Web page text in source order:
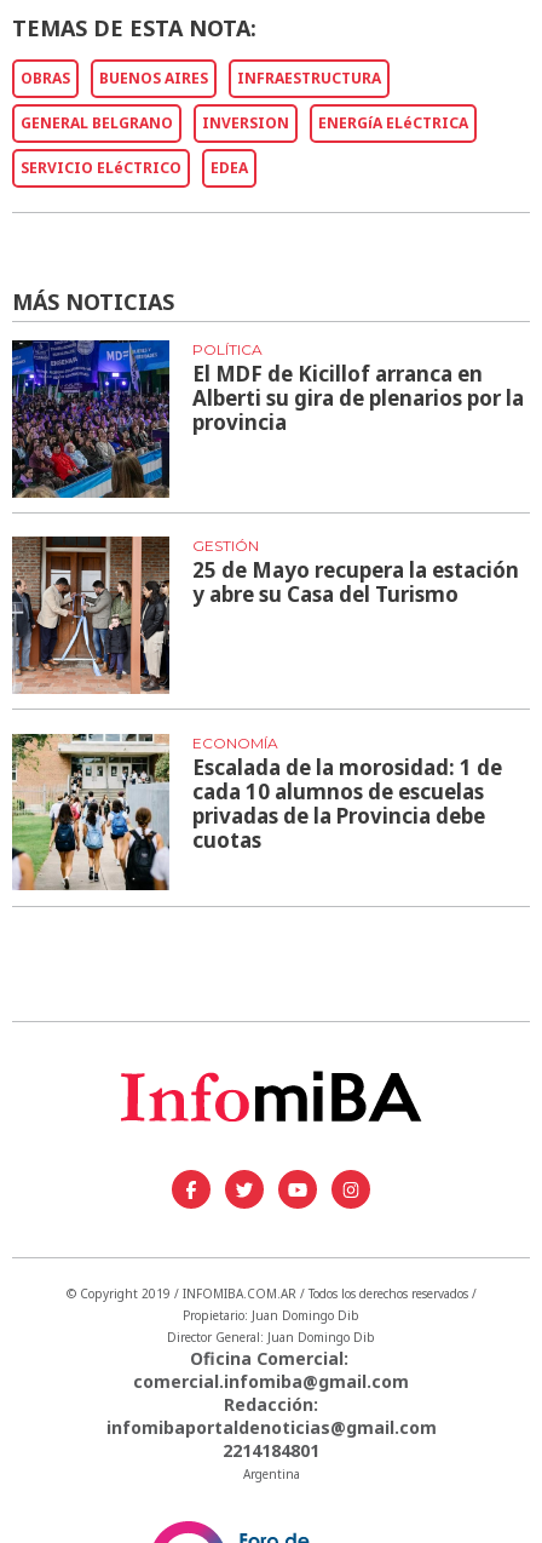
TEMAS DE ESTA NOTA:
OBRAS BUENOS AIRES INFRAESTRUCTURA
GENERAL BELGRANO INVERSION ENERGíA ELéCTRICA
SERVICIO ELéCTRICO EDEA
MÁS NOTICIAS
POLÍTICA
El MDF de Kicillof arranca en
Alberti su gira de plenarios por la
provincia
GESTIÓN
25 de Mayo recupera la estación
y abre su Casa del Turismo
ECONOMÍA
Escalada de la morosidad: 1 de
cada 10 alumnos de escuelas
privadas de la Provincia debe
cuotas
© Copyright 2019 / INFOMIBA.COM.AR / Todos los derechos reservados /
Propietario: Juan Domingo Dib
Director General: Juan Domingo Dib
Oficina Comercial:
comercial.infomiba@gmail.com
Redacción:
infomibaportaldenoticias@gmail.com
2214184801
Argentina